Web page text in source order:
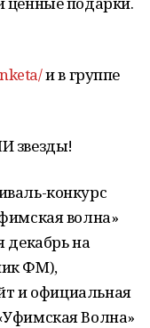
и в группе
звезды!
конкурс
волна»
декабрь на
ФМ),
и официальная
Волна»